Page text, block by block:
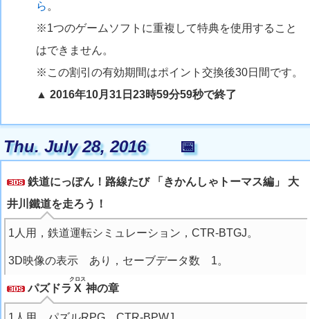
ら 。
※1つのゲームソフトに重複して特典を使用すること
はできません。
※この割引の有効期間はポイント交換後30日間です。
▲ 2016年10月31日23時59分59秒で終了
Thu. July 28, 2016📅
鉄道にっぽん！路線たび 「きかんしゃトーマス編」 大
井川鐵道を走ろう！
1人用，鉄道運転シミュレーション，CTR-BTGJ。
3D映像の表示 あり，セーブデータ数 1。
パズドラ X
クロス
神の章